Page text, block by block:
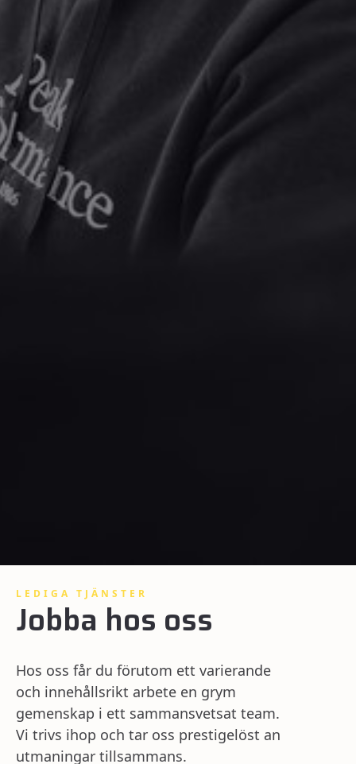
LEDIGA TJÄNSTER
Jobba hos oss
Hos oss får du förutom ett varierande
och innehållsrikt arbete en grym
gemenskap i ett sammansvetsat team.
Vi trivs ihop och tar oss prestigelöst an
utmaningar tillsammans.